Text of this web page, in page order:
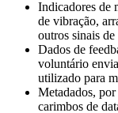
Indicadores de
de vibração,
outros sinais
Dados de
voluntário
utilizado para
Metadados,
carimbos de